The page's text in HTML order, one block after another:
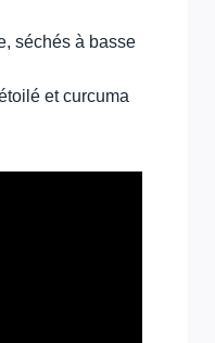
séchés à basse
et curcuma